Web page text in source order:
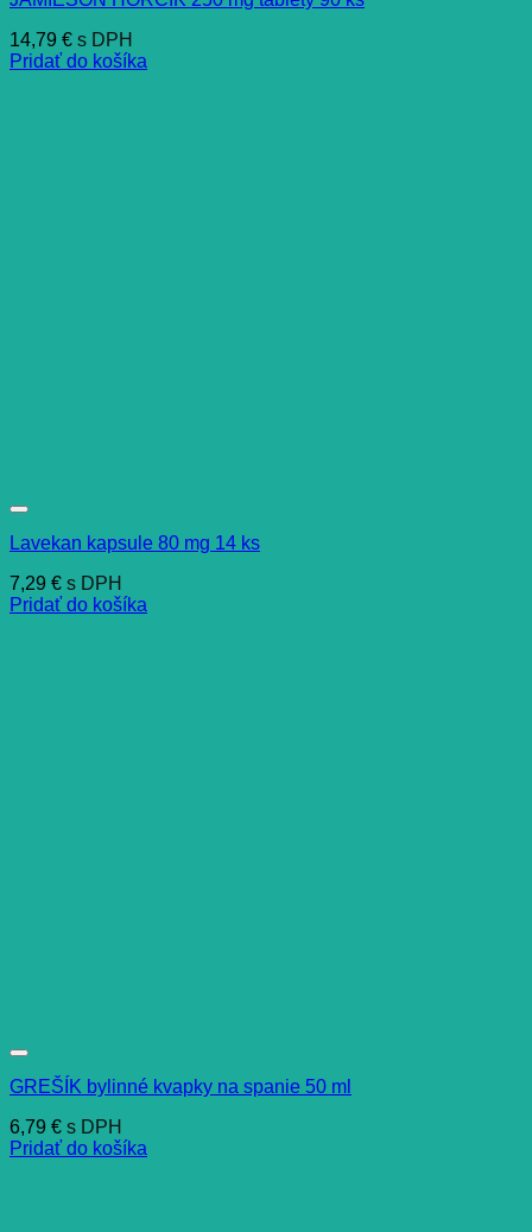
14,79 € s DPH
Pridať do košíka
Lavekan kapsule 80 mg 14 ks
7,29 € s DPH
Pridať do košíka
GREŠÍK bylinné kvapky na spanie 50 ml
6,79 € s DPH
Pridať do košíka